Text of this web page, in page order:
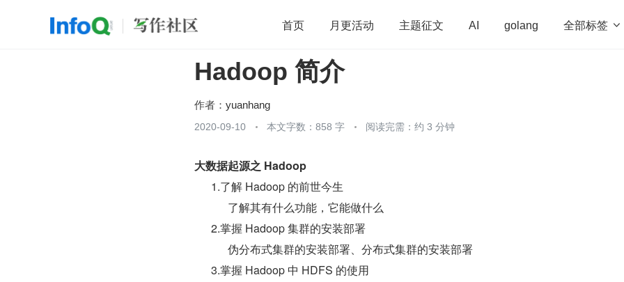
首页 月更活动 主题征文 AI golang 全部标签 
开源 架构 OpenHarmony
Hadoop 简介
作者： yuanhang
2020-09-10 本文字数：858 字 阅读完需：约 3 分钟
大数据起源之 Hadoop
1.了解 Hadoop 的前世今生
了解其有什么功能，它能做什么
2.掌握 Hadoop 集群的安装部署
伪分布式集群的安装部署、分布式集群的安装部署
3.掌握 Hadoop 中 HDFS 的使用